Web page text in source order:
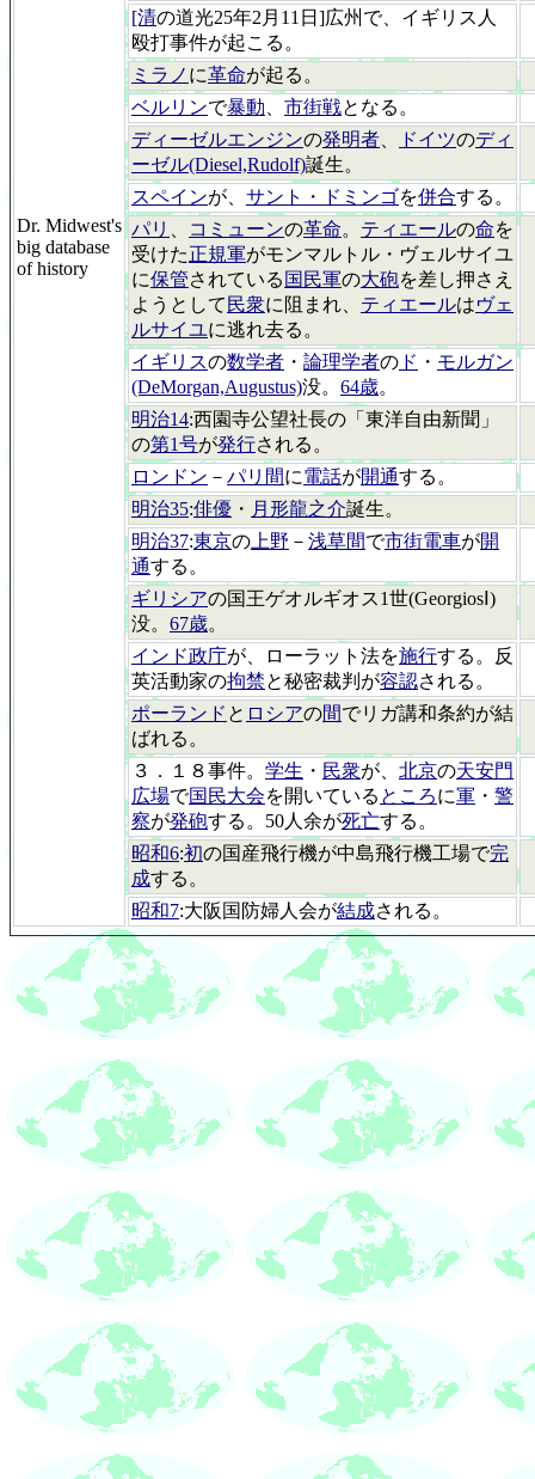
Dr. Midwest's
big database
of history
[清の道光25年2月11日]広州で、イギリス人
殴打事件が起こる。
ミラノ に革命が起る。
ベルリンで暴動 市街戦となる。
ディーゼルエンジンの発明者 ドイツのディ
ーゼル(Diesel,Rudolf)誕生。
スペインが、 サント・ドミンゴを併合する。
パリ
コミューンの革命。 ティエールの命を
受けた正規軍がモンマルトル・ヴェルサイユ
に保管されている 国民軍の大砲を差し押さえ
ようとして 民衆に阻まれ、 ティエールはヴェ
ルサイユに逃れ去る。
イギリスの数学者 ・ 論理学者の ド ・ モルガン
(DeMorgan,Augustus)没。 64歳。
明治14:西園寺公望社長の「東洋自由新聞」
の第1号が発行される。
ロンドン － パリ間に電話が開通する。
明治35:俳優 ・ 月形龍之介誕生。
明治37:東京の 上野 － 浅草間で市街電車が開
通する。
ギリシアの国王ゲオルギオス1世(GeorgiosⅠ)
没。 67歳。
インド政庁が、ローラット法を施行する。反
英活動家の拘禁と秘密裁判が容認される。
ポーランド と ロシアの間でリガ講和条約が結
ばれる。
３．１８事件。 学生 ・ 民衆が、 北京の天安門
広場で国民大会を開いている ところに軍 ・ 警
察が発砲する。50人余が死亡する。
昭和6:初の国産飛行機が中島飛行機工場で完
成する。
昭和7:大阪国防婦人会が結成される。